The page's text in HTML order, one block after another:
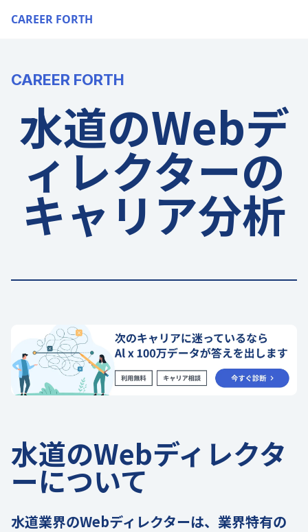
CAREER FORTH
CAREER FORTH
水道のWebデ
ィレクターの
キャリア分析
水道のWebディレクタ
ーについて
水道業界のWebディレクターは、業界特有の